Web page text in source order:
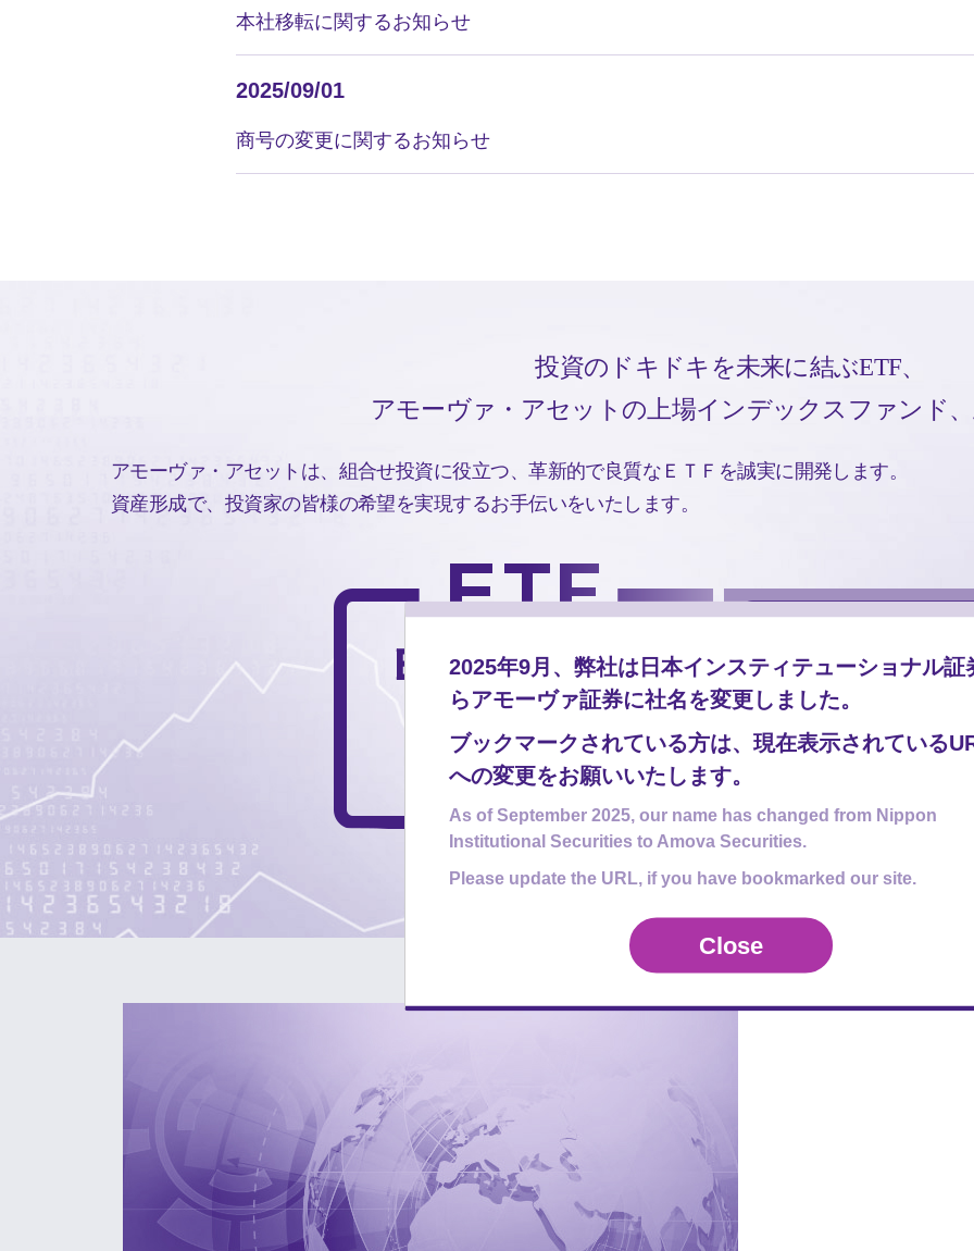
本社移転に関するお知らせ
2025/09/01
商号の変更に関するお知らせ
投資のドキドキを未来に結ぶETF、
アモーヴァ・アセットの上場インデックスファンド、
アモーヴァ・アセットは、組合せ投資に役立つ、革新的で良質なＥＴＦを誠実に開発します。
資産形成で、投資家の皆様の希望を実現するお手伝いをいたします。
2025年9月、弊社は日本インスティテューショナル証
らアモーヴァ証券に社名を変更しました。
ブックマークされている方は、現在表示されている
への変更をお願いいたします。
As of September 2025, our name has changed from Nippon
Institutional Securities to Amova Securities.
Please update the URL, if you have bookmarked our site.
Close